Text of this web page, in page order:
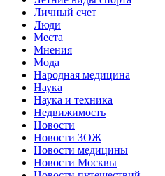
Личный счет
Люди
Места
Мнения
Мода
Народная медицина
Наука
Наука и техника
Недвижимость
Новости
Новости ЗОЖ
Новости медицины
Новости Москвы